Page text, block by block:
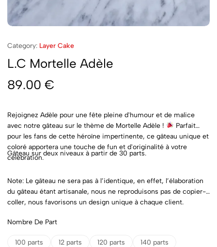
Category: Layer Cake
L.C Mortelle Adèle
89.00 €
Rejoignez Adèle pour une fête pleine d'humour et de malice
avec notre gâteau sur le thème de Mortelle Adèle !
Parfait
pour les fans de cette héroïne impertinente, ce gâteau unique et
coloré apportera une touche de fun et d'originalité à votre
célébration.
Gâteau sur deux niveaux à partir de 30 parts.
Note: Le gâteau ne sera pas à l’identique, en effet, l’élaboration
du gâteau étant artisanale, nous ne reproduisons pas de copier-
coller, nous favorisons un design unique à chaque client.
Nombre De Part
100 parts 12 parts 120 parts
140 parts